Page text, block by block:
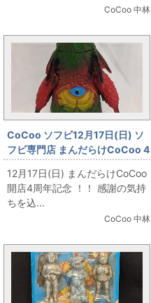
CoCoo 中林
CoCoo ソフビ12月17日(日) ソ
フビ専門店 まんだらけCoCoo 4
周年記念 「円谷エンタープライ
ズ スタンダードサイズ ビッグア
イ 赤色成型」
12月17日(日) まんだらけCoCoo
開店4周年記念 ！！ 感謝の気持
ちを込...
CoCoo 中林